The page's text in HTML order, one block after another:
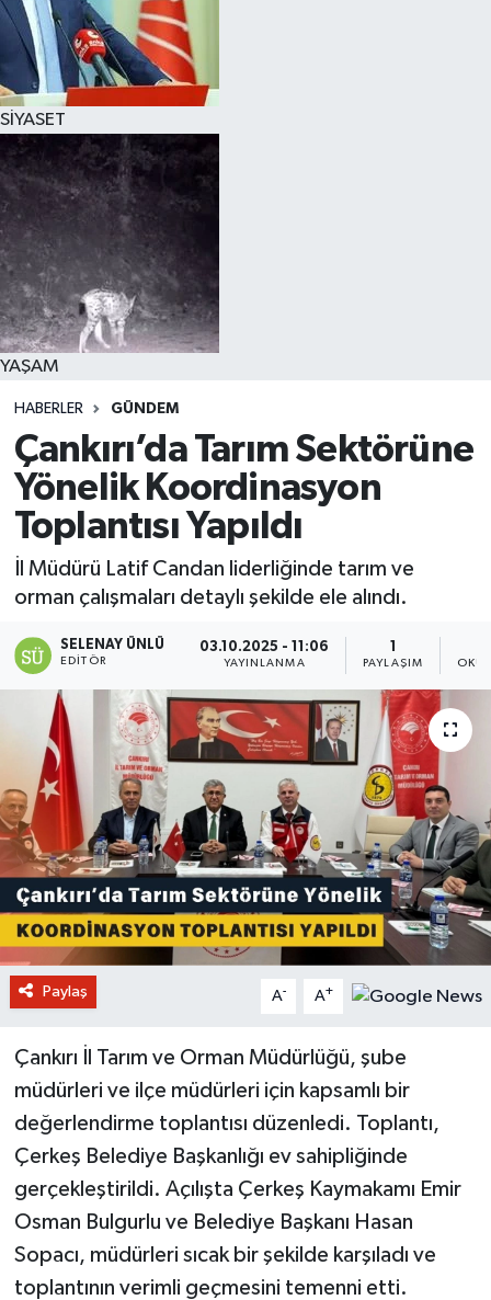
SİYASET
YAŞAM
HABERLER GÜNDEM
Çankırı’da Tarım Sektörüne
Yönelik Koordinasyon
Toplantısı Yapıldı
İl Müdürü Latif Candan liderliğinde tarım ve
orman çalışmaları detaylı şekilde ele alındı.
SELENAY ÜNLÜ
EDITÖR
03.10.2025 - 11:06
YAYINLANMA PAYLAŞIM
Paylaş A- A+
Çankırı İl Tarım ve Orman Müdürlüğü, şube
müdürleri ve ilçe müdürleri için kapsamlı bir
değerlendirme toplantısı düzenledi. Toplantı,
Çerkeş Belediye Başkanlığı ev sahipliğinde
gerçekleştirildi. Açılışta Çerkeş Kaymakamı Emir
Osman Bulgurlu ve Belediye Başkanı Hasan
Sopacı, müdürleri sıcak bir şekilde karşıladı ve
toplantının verimli geçmesini temenni etti.